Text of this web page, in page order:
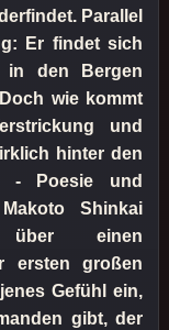
Parallel
Er findet sich
in den Bergen
wie kommt
und
hinter den
- Poesie und
Shinkai
über einen
ersten großen
Gefühl ein,
gibt, der